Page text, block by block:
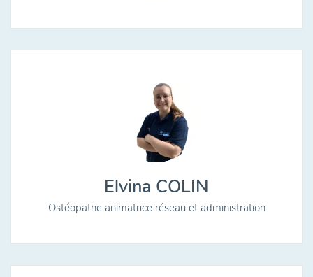
Elvina COLIN
Ostéopathe animatrice réseau et administration